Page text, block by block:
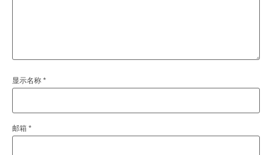
显示名称 *
邮箱 *